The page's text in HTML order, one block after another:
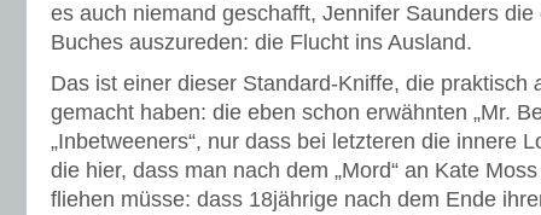
es auch niemand geschafft, Jennifer Saunders
Buches auszureden: die Flucht ins Ausland.
Das ist einer dieser Standard-Kniffe, die praktisch
gemacht haben: die eben schon erwähnten „Mr.
„Inbetweeners“, nur dass bei letzteren die innere
die hier, dass man nach dem „Mord“ an Kate
fliehen müsse: dass 18jährige nach dem Ende